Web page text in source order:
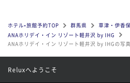
ホテル•旅館予約TOP 群馬県
草津・伊香
ANAホリデイ・イン リゾート軽井沢 by IHG
ANAホリデイ・イン リゾート軽井沢 by IHGの写真
Reluxへようこそ